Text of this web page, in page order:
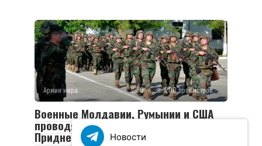
Армии мира 0 200 просмотров
Военные Молдавии, Румынии и США
проводят учения вблизи
ПриднестровьяНовости